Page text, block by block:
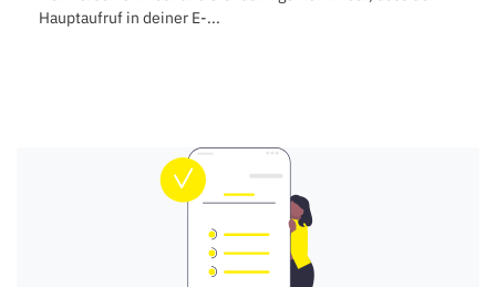
Hauptaufruf in deiner E-...